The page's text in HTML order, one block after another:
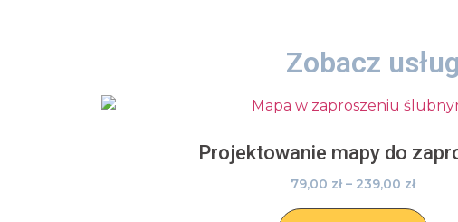
Zobacz
Projektowanie mapy do
79,00 zł– 239,00 zł